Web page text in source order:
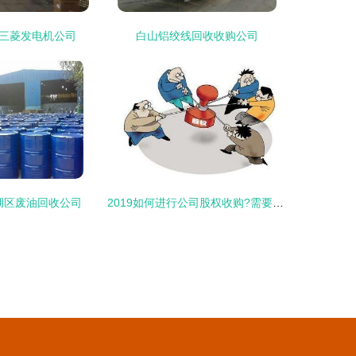
菱发电机公司 白山铝绞线回收收购公司
废油回收公司